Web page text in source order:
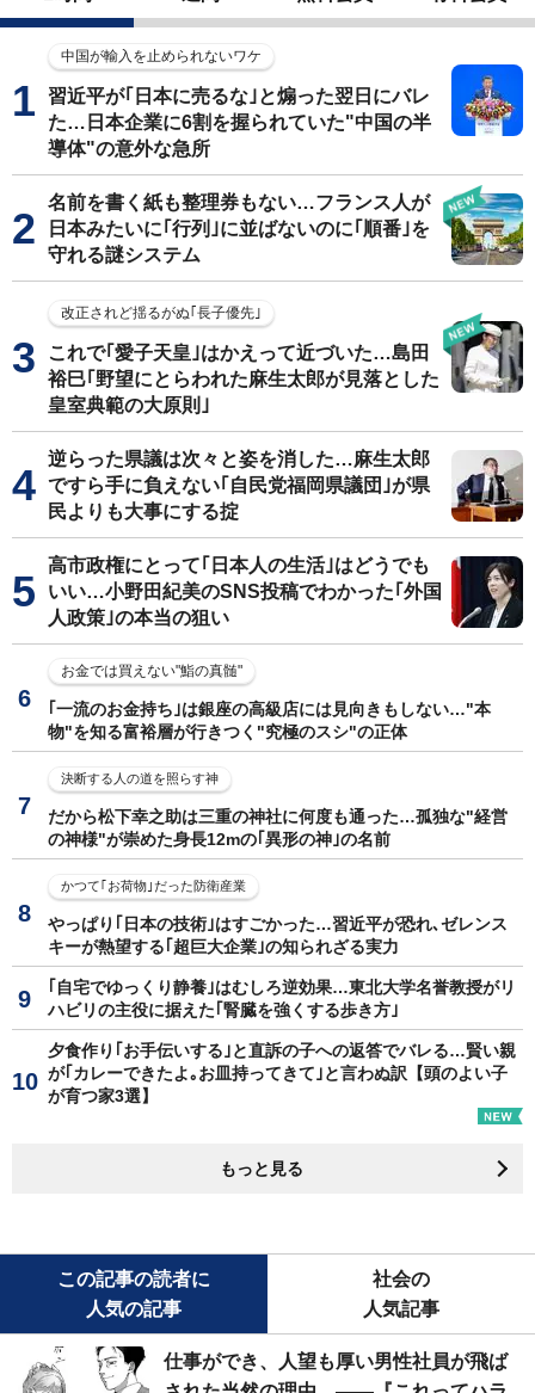
中国が輸入を止められないワケ
習近平が｢日本に売るな｣と煽った翌日にバレ
た…日本企業に6割を握られていた"中国の半
導体"の意外な急所
名前を書く紙も整理券もない…フランス人が
日本みたいに｢行列｣に並ばないのに｢順番｣を
守れる謎システム
改正されど揺るがぬ｢長子優先｣
これで｢愛子天皇｣はかえって近づいた…島田
裕巳｢野望にとらわれた麻生太郎が見落とした
皇室典範の大原則｣
逆らった県議は次々と姿を消した…麻生太郎
ですら手に負えない｢自民党福岡県議団｣が県
民よりも大事にする掟
高市政権にとって｢日本人の生活｣はどうでも
いい…小野田紀美のSNS投稿でわかった｢外国
人政策｣の本当の狙い
お金では買えない"鮨の真髄"
｢一流のお金持ち｣は銀座の高級店には見向きもしない…"本
物"を知る富裕層が行きつく"究極のスシ"の正体
決断する人の道を照らす神
だから松下幸之助は三重の神社に何度も通った…孤独な"経営
の神様"が崇めた身長12mの｢異形の神｣の名前
かつて｢お荷物｣だった防衛産業
やっぱり｢日本の技術｣はすごかった…習近平が恐れ､ゼレンス
キーが熱望する｢超巨大企業｣の知られざる実力
｢自宅でゆっくり静養｣はむしろ逆効果…東北大学名誉教授がリ
ハビリの主役に据えた｢腎臓を強くする歩き方｣
夕食作り｢お手伝いする｣と直訴の子への返答でバレる…賢い親
が｢カレーできたよ｡お皿持ってきて｣と言わぬ訳【頭のよい子
が育つ家3選】
もっと見る
この記事の読者に
人気の記事
社会の
人気記事
仕事ができ、人望も厚い男性社員が飛ば